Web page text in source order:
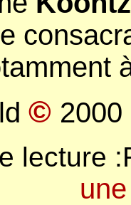
© 2000
lecture